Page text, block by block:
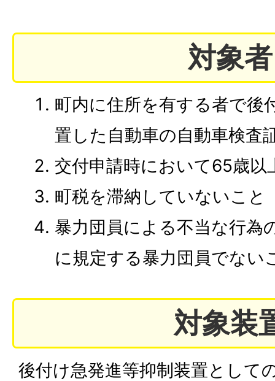
対象者
町内に住所を有する者で後
置した自動車の自動車検査
交付申請時において65歳以
町税を滞納していないこと
暴力団員による不当な行為
に規定する暴力団員でない
対象装
後付け急発進等抑制装置として